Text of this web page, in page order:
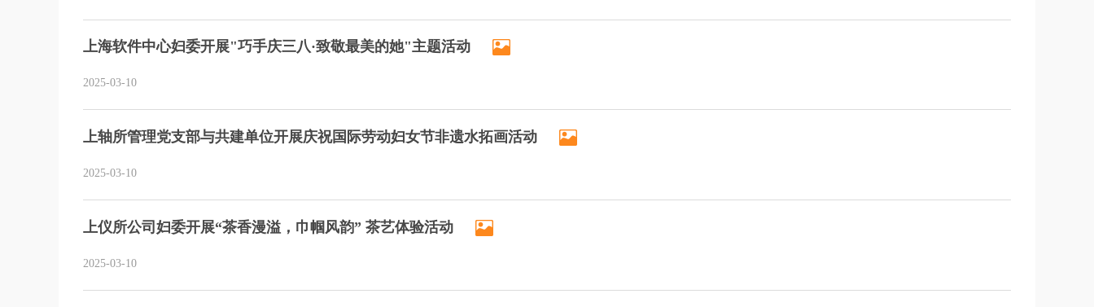
上海软件中心妇委开展"巧手庆三八·致敬最美的她"主题活动
2025-03-10
上轴所管理党支部与共建单位开展庆祝国际劳动妇女节非遗水拓画活动
2025-03-10
上仪所公司妇委开展“茶香漫溢，巾帼风韵” 茶艺体验活动
2025-03-10